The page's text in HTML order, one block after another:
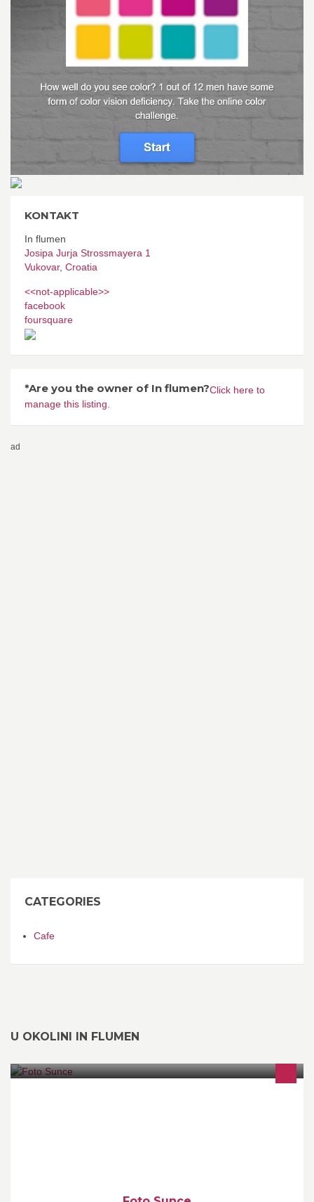
KONTAKT
In flumen
Josipa Jurja Strossmayera 1
Vukovar, Croatia
<<not-applicable>>
facebook
foursquare
*Are you the owner of In flumen?Click here to
manage this listing.
ad
CATEGORIES
Cafe
U OKOLINI IN FLUMEN